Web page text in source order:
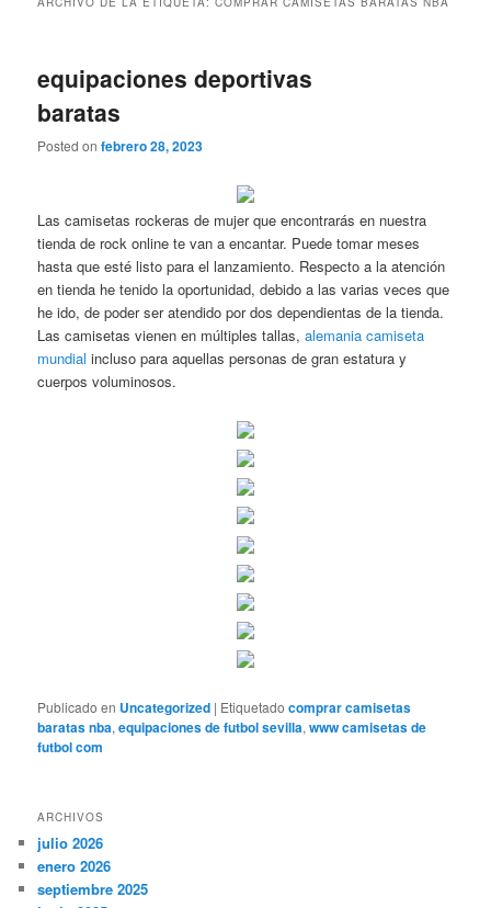
equipaciones deportivas
baratas
Posted onfebrero 28, 2023
Las camisetas rockeras de mujer que encontrarás en nuestra
tienda de rock online te van a encantar. Puede tomar meses
hasta que esté listo para el lanzamiento. Respecto a la atención
en tienda he tenido la oportunidad, debido a las varias veces que
he ido, de poder ser atendido por dos dependientas de la tienda.
Las camisetas vienen en múltiples tallas,alemania camiseta
mundial incluso para aquellas personas de gran estatura y
cuerpos voluminosos.
Publicado en Uncategorized | Etiquetado comprar camisetas
baratas nba,equipaciones de futbol sevilla,www camisetas de
futbol com
ARCHIVOS
julio 2026
enero 2026
septiembre 2025